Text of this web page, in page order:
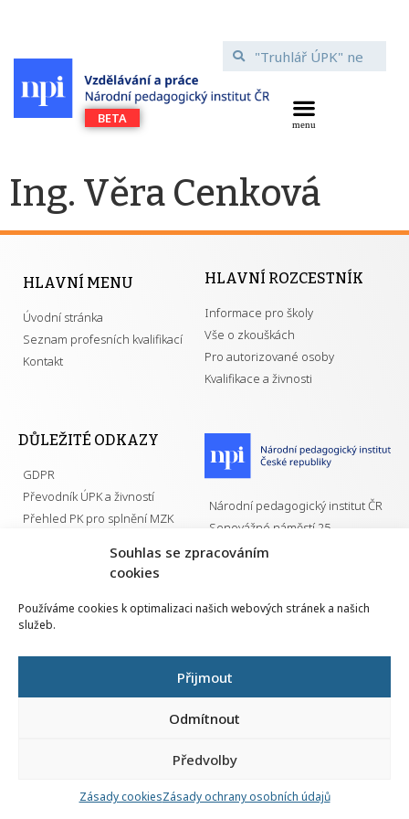
Souhlas se zpracováním
cookies
Používáme cookies k optimalizaci našich webových stránek a našich
služeb.
Přijmout
Odmítnout
Předvolby
Zásady cookiesZásady ochrany osobních údajů
Ing. Věra Cenková
HLAVNÍ MENU
Úvodní stránka
Seznam profesních kvalifikací
Kontakt
HLAVNÍ ROZCESTNÍK
Informace pro školy
Vše o zkouškách
Pro autorizované osoby
Kvalifikace a živnosti
DŮLEŽITÉ ODKAZY
GDPR
Převodník ÚPK a živností
Přehled PK pro splnění MZK
Národní pedagogický institut ČR
Senovážné náměstí 25
110 00 Praha 1